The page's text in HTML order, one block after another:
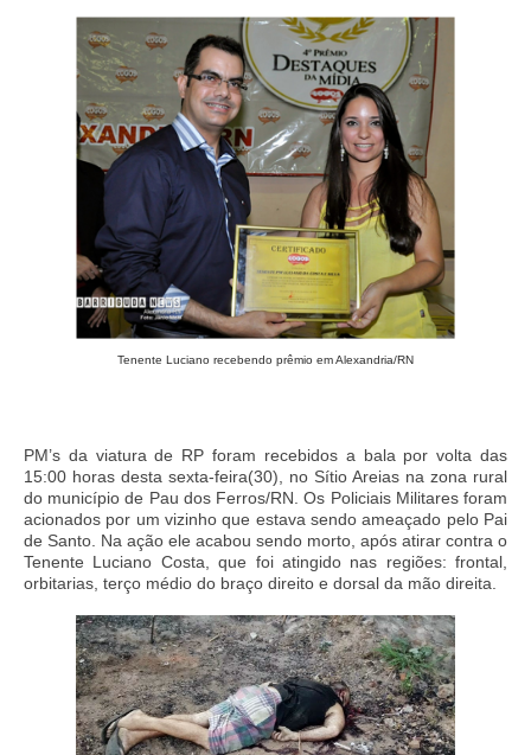
Tenente Luciano recebendo prêmio em Alexandria/RN
PM’s da viatura de RP foram recebidos a bala por volta das
15:00 horas desta sexta-feira(30), no Sítio Areias na zona rural
do município de Pau dos Ferros/RN. Os Policiais Militares foram
acionados por um vizinho que estava sendo ameaçado pelo Pai
de Santo. Na ação ele acabou sendo morto, após atirar contra o
Tenente Luciano Costa, que foi atingido nas regiões: frontal,
orbitarias, terço médio do braço direito e dorsal da mão direita.